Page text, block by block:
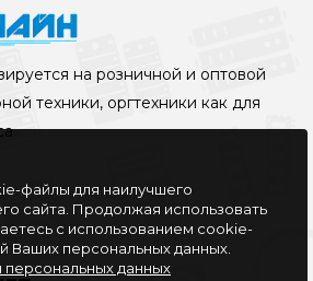
на розничной и оптовой
техники, оргтехники как для
файлы для наилучшего
сайта. Продолжая использовать
с использованием cookie-
Ваших персональных данных.
данных